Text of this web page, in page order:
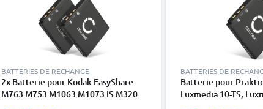
BATTERIES DE RECHANGE
2x Batterie pour Kodak EasyShare
M763 M753 M1063 M1073 IS M320
BATTERIES DE
Batterie pour
Luxmedia 10-TS,